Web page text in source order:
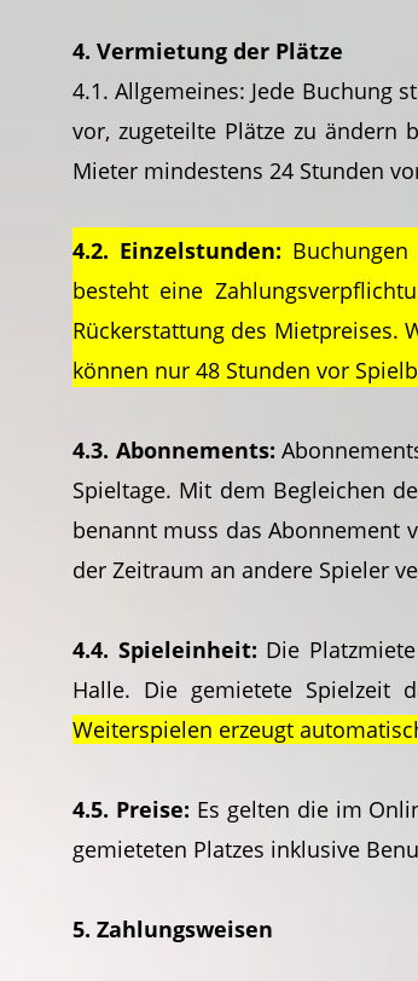
4. Vermietung der Plätze
4.1. Allgemeines: Jede Buchung
vor, zugeteilte Plätze zu ändern
Mieter mindestens 24 Stunden
4.2. Einzelstunden:
besteht eine
Rückerstattung des Mietpreises.
können nur 48 Stunden vor
4.3. Abonnements:
Spieltage. Mit dem Begleichen
benannt muss das Abonnement
der Zeitraum an andere Spieler
4.4. Spieleinheit: Die
Halle. Die gemietete Spielzeit
Weiterspielen erzeugt
4.5. Preise: Es gelten die im
gemieteten Platzes inklusive
5. Zahlungsweisen